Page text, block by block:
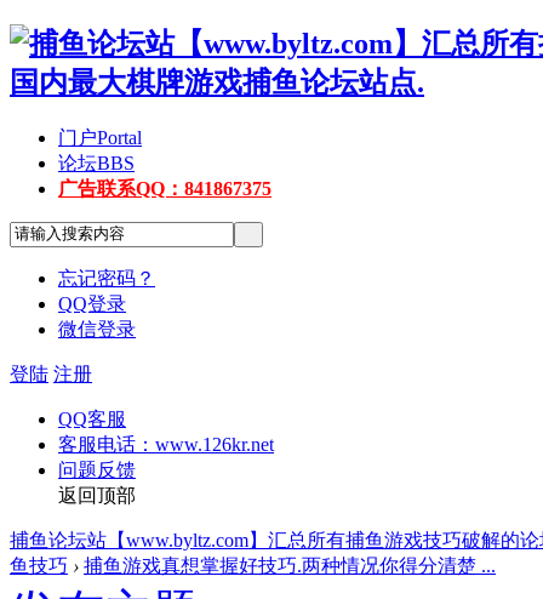
门户Portal
论坛BBS
广告联系QQ：841867375
忘记密码？
QQ登录
微信登录
登陆 注册
QQ客服
客服电话：www.126kr.net
问题反馈
返回顶部
捕鱼论坛站【www.byltz.com】汇总所有捕鱼游戏技巧破解的
鱼技巧 › 捕鱼游戏真想掌握好技巧.两种情况你得分清楚 ...